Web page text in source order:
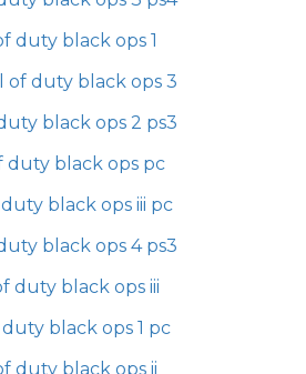
duty black ops 1
of duty black ops 3
black ops 2 ps3
duty black ops pc
black ops iii pc
black ops 4 ps3
duty black ops iii
black ops 1 pc
duty black ops ii